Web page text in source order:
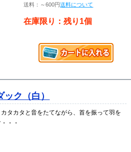
送料：～600円送料について
在庫限り：残り1個
ック（白）
タカタと音をたてながら、首を振って羽を
・・